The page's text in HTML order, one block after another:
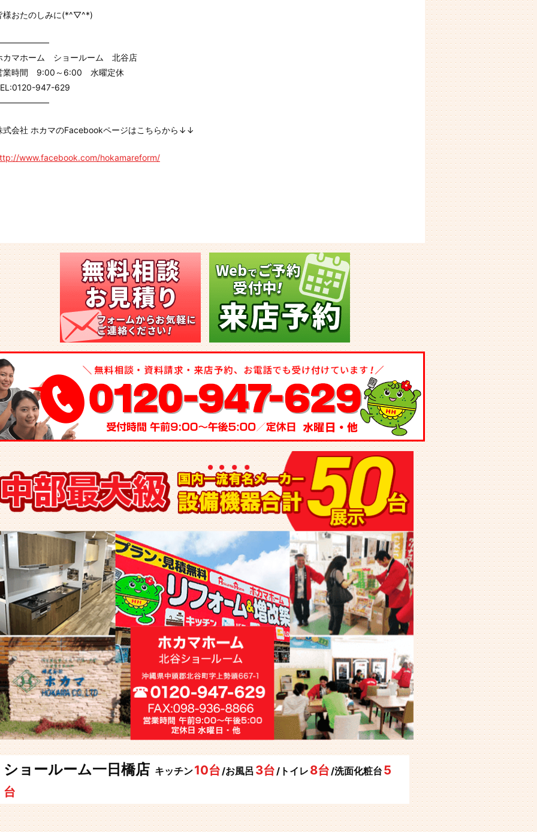
様おたのしみに(*^▽^*)
カマホーム ショールーム 北谷店
業時間 9:00～6:00 水曜定休
947-629
式会社 ホカマのFacebookページはこちらから↓↓
www.facebook.com/hokamareform/
ショールーム一日橋店 キッチン10台/お風呂 3台/トイレ 8台/洗面化粧台 5
台